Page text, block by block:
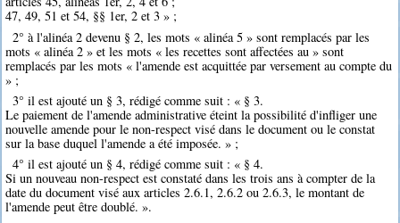
47, 49, 51 et 54, §§ 1er, 2 et 3 » ;
2° à l'alinéa 2 devenu § 2, les mots « alinéa 5 » sont remplacés par les
mots « alinéa 2 » et les mots « les recettes sont affectées au » sont
remplacés par les mots « l'amende est acquittée par versement au compte du
» ;
3° il est ajouté un § 3, rédigé comme suit : « § 3.
Le paiement de l'amende administrative éteint la possibilité d'infliger une
nouvelle amende pour le non-respect visé dans le document ou le constat
sur la base duquel l'amende a été imposée. » ;
4° il est ajouté un § 4, rédigé comme suit : « § 4.
Si un nouveau non-respect est constaté dans les trois ans à compter de la
date du document visé aux articles 2.6.1, 2.6.2 ou 2.6.3, le montant de
l'amende peut être doublé. ».